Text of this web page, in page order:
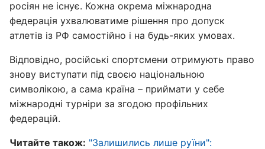
росіян не існує. Кожна окрема міжнародна
федерація ухвалюватиме рішення про допуск
атлетів із РФ самостійно і на будь-яких умовах.
Відповідно, російські спортсмени отримують право
знову виступати під своєю національною
символікою, а сама країна – приймати у себе
міжнародні турніри за згодою профільних
федерацій.
Читайте також: "Залишились лише руїни":